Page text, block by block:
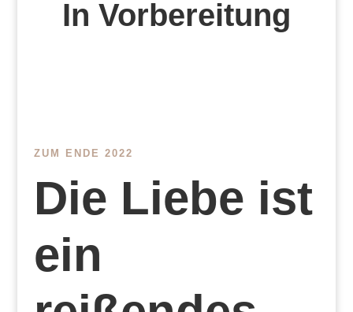
In Vorbereitung
ZUM ENDE 2022
Die Liebe ist
ein